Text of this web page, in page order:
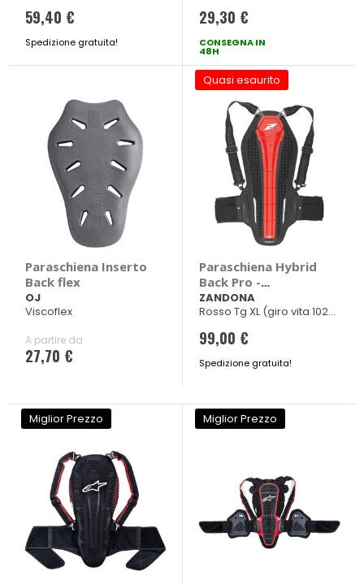
59,40 €
Spedizione gratuita!
29,30 €
CONSEGNA IN
48H
Paraschiena Inserto
Back flex
OJ
Viscoflex
A partire da
27,70 €
Quasi esaurito
Paraschiena Hybrid
Back Pro -
ZANDONA
ZANDONA
Rosso Tg XL (giro vita 102-
99,00 €
Spedizione gratuita!
Miglior Prezzo Miglior Prezzo